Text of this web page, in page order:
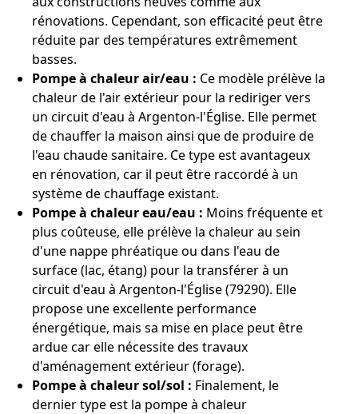
rénovations. Cependant, son efficacité peut être
réduite par des températures extrêmement
basses.
Pompe à chaleur air/eau : Ce modèle prélève la
chaleur de l'air extérieur pour la rediriger vers
un circuit d'eau à Argenton-l'Église. Elle permet
de chauffer la maison ainsi que de produire de
l'eau chaude sanitaire. Ce type est avantageux
en rénovation, car il peut être raccordé à un
système de chauffage existant.
Pompe à chaleur eau/eau : Moins fréquente et
plus coûteuse, elle prélève la chaleur au sein
d'une nappe phréatique ou dans l'eau de
surface (lac, étang) pour la transférer à un
circuit d'eau à Argenton-l'Église (79290). Elle
propose une excellente performance
énergétique, mais sa mise en place peut être
ardue car elle nécessite des travaux
d'aménagement extérieur (forage).
Pompe à chaleur sol/sol : Finalement, le
dernier type est la pompe à chaleur